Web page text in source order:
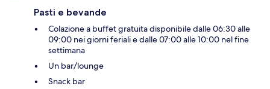
Pasti e bevande
Colazione a buffet gratuita disponibile dalle 06:30 alle
09:00 nei giorni feriali e dalle 07:00 alle 10:00 nel fine
settimana
Un bar/lounge
Snack bar